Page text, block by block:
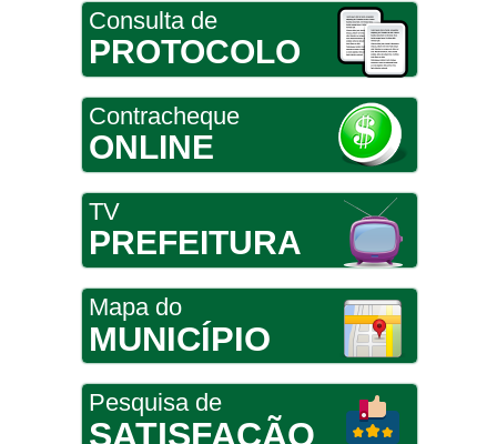
Consulta de
PROTOCOLO
Contracheque
ONLINE
TV
PREFEITURA
Mapa do
MUNICÍPIO
Pesquisa de
SATISFAÇÃO